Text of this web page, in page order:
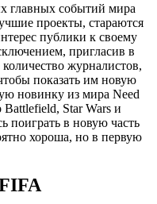
главных событий мира
проекты, стараются
публики к своему
пригласив в
журналистов,
показать им новую
новинку из мира Need
Battlefield, Star Wars и
поиграть в новую часть
хороша, но в первую